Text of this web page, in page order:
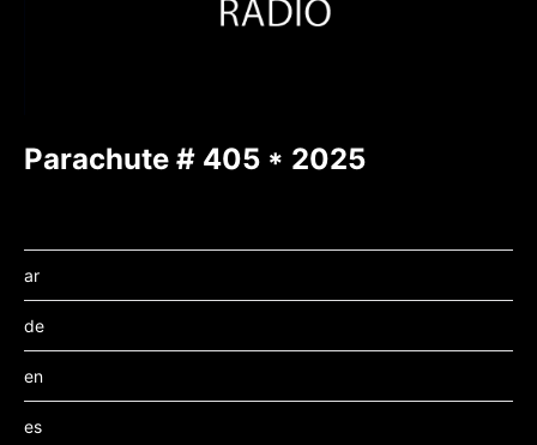
Parachute # 405 * 2025
ar
de
en
es